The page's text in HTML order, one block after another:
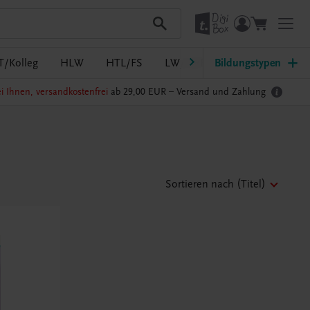
Kolleg HLW HTL/FS LW/LWBF MS/ASO
Bildungstypen
Ihnen, versandkostenfrei ab 29,00 EUR – Versand und Zahlung
Sortieren nach (Titel)